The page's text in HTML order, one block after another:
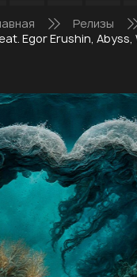
Релизы
Egor Erushin,